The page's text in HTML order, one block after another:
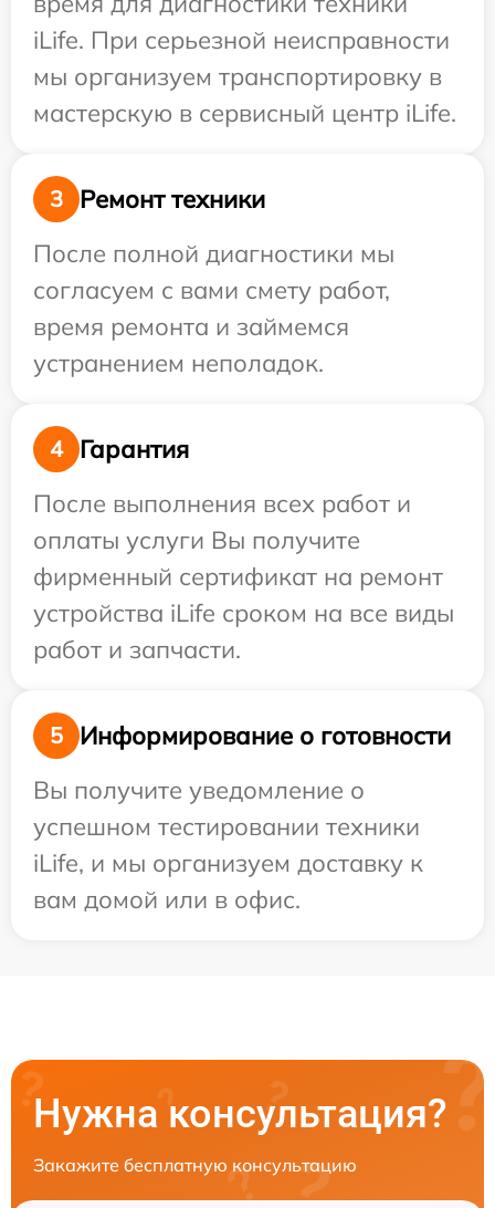
iLife. При серьезной неисправности
мы организуем транспортировку в
мастерскую в сервисный центр iLife.
3
Ремонт техники
После полной диагностики мы
согласуем с вами смету работ,
время ремонта и займемся
устранением неполадок.
4
Гарантия
После выполнения всех работ и
оплаты услуги Вы получите
фирменный сертификат на ремонт
устройства iLife сроком на все виды
работ и запчасти.
5
Информирование о готовности
Вы получите уведомление о
успешном тестировании техники
iLife, и мы организуем доставку к
вам домой или в офис.
Нужна консультация?
Закажите бесплатную консультацию